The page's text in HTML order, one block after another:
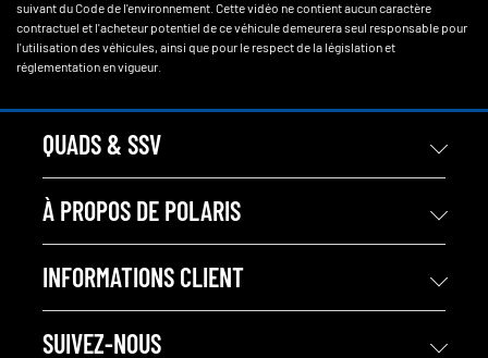
suivant du Code de l'environnement. Cette vidéo ne contient aucun caractère
contractuel et l'acheteur potentiel de ce véhicule demeurera seul responsable pour
l'utilisation des véhicules, ainsi que pour le respect de la législation et
réglementation en vigueur.
QUADS & SSV
À PROPOS DE POLARIS
INFORMATIONS CLIENT
SUIVEZ-NOUS